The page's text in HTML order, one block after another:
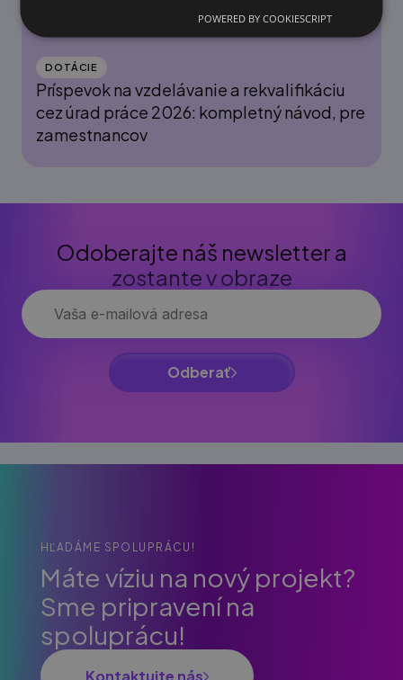
DOTÁCIE
Príspevok na vzdelávanie a rekvalifikáciu
cez úrad práce 2026: kompletný návod, pre
zamestnancov
Odoberajte náš newsletter a
zostante v obraze
Odberať
HĽADÁME SPOLUPRÁCU!
Máte víziu na nový projekt?
Sme pripravení na
spoluprácu!
Kontaktujte nás
POWERED BY COOKIESCRIPT